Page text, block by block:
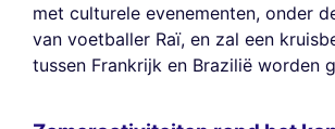
met culturele evenementen, onder
van voetballer Raï, en zal een
tussen Frankrijk en Brazilië worden